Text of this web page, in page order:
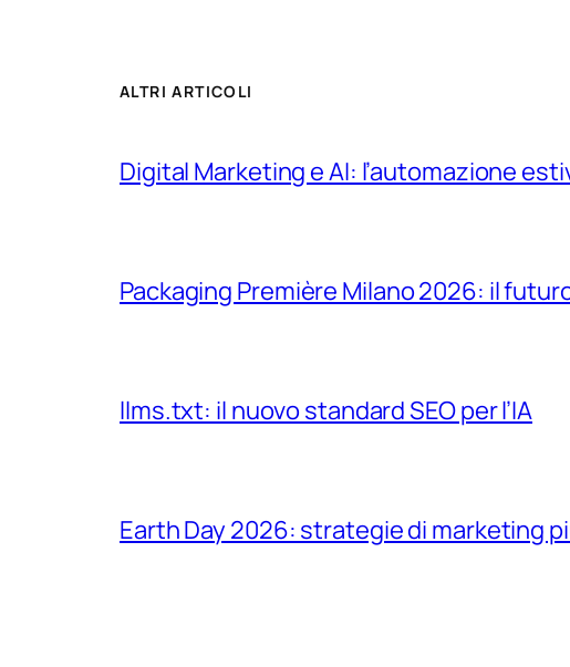
ALTRI ARTICOLI
Digital Marketing e AI: l’automazione
Packaging Première Milano 2026: il
llms.txt: il nuovo standard SEO per l’IA
Earth Day 2026: strategie di marketing